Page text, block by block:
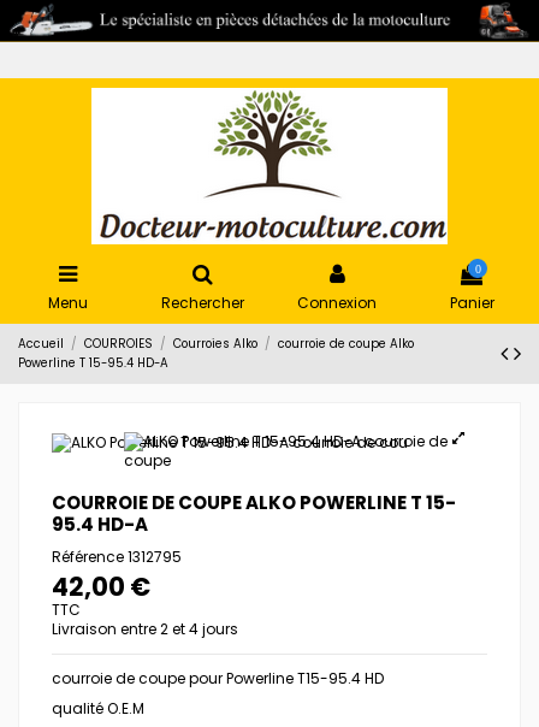
Menu Rechercher Connexion
0
Panier
Accueil COURROIES Courroies Alko
courroie de coupe Alko
Powerline T 15-95.4 HD-A
COURROIE DE COUPE ALKO POWERLINE T 15-
95.4 HD-A
Référence1312795
42,00 €
TTC
Livraison entre 2 et 4 jours
courroie de coupe pour Powerline T15-95.4 HD
qualité O.E.M